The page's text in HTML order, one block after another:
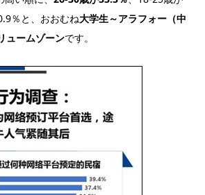
％と、おおむね大学生～アラフォー（中
ュームゾーンです。